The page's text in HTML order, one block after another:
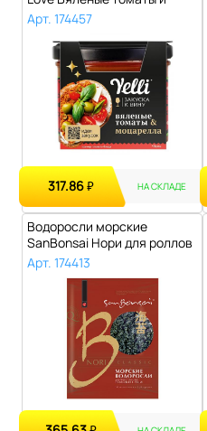
моца..
Арт. 174457
317.86₽ НА СКЛАДЕ
Водоросли морские
SanBonsai Нори для роллов
и суши, 28 ..
Арт. 174413